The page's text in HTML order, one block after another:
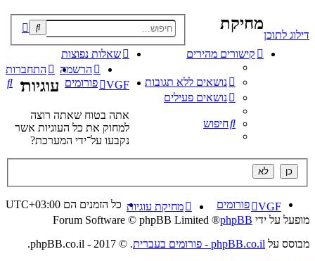
דילוג לתוכן
קישורים מהירים
נושאים ללא תגובות
נושאים פעילים
חיפוש
שאלות נפוצות
התחברות
הרשמה
VGF
פורומים
מחיקת
עוגיות
אתה בטוח שאתה רוצה
למחוק את כל העוגיות אשר
נקבעו על־ידי המערכת?
VGF פורומים כל הזמנים הם UTC+03:00
מחיקת עוגיות
מופעל על ידי phpBB
® Forum Software © phpBB Limited
מבוסס על phpBB.co.il - פורומים בעברית
. © 2017 - phpBB.co.il.